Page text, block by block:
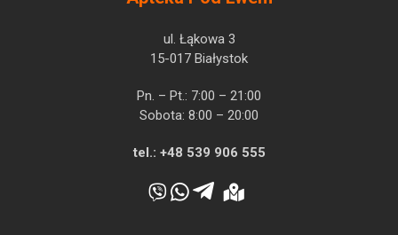
ul. Łąkowa 3
15-017 Białystok
Pn. – Pt.: 7:00 – 21:00
Sobota: 8:00 – 20:00
tel.: +48 539 906 555